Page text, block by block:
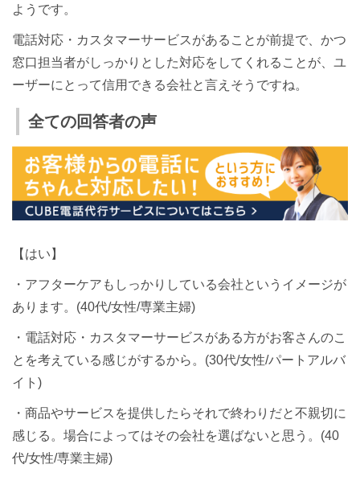
ようです。
電話対応・カスタマーサービスがあることが前提で、かつ
窓口担当者がしっかりとした対応をしてくれることが、ユ
ーザーにとって信用できる会社と言えそうですね。
全ての回答者の声
【はい】
・アフターケアもしっかりしている会社というイメージが
あります。(40代/女性/専業主婦)
・電話対応・カスタマーサービスがある方がお客さんのこ
とを考えている感じがするから。(30代/女性/パートアルバ
イト)
・商品やサービスを提供したらそれで終わりだと不親切に
感じる。場合によってはその会社を選ばないと思う。(40
代/女性/専業主婦)